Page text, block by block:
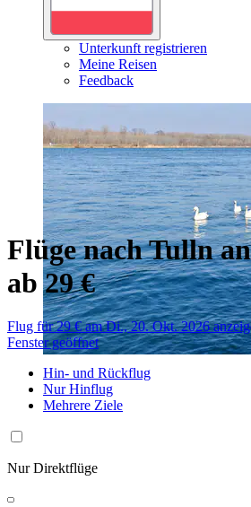
Unterkunft registrieren
Meine Reisen
Feedback
Flüge nach Tulln
ab 29 €
Flug für 29 € am Di., 20. Okt. 2026
Fenster geöffnet
Hin- und Rückflug
Nur Hinflug
Mehrere Ziele
Nur Direktflüge